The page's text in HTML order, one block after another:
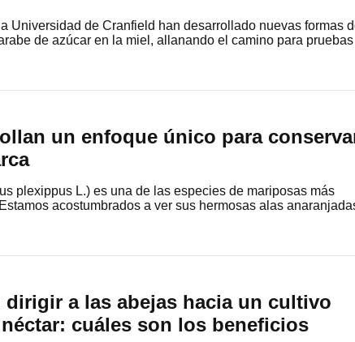
Universidad de Cranfield han desarrollado nuevas formas
de azúcar en la miel, allanando el camino para pruebas
un enfoque único para
plexippus L.) es una de las especies de mariposas más
acostumbrados a ver sus hermosas alas
a las abejas hacia un cultivo
cuáles son los beneficios